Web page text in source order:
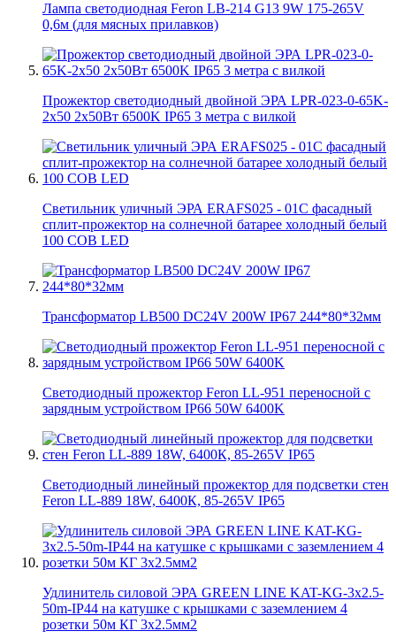
Лампа светодиодная Feron LB-214 G13 9W 175-265V
0,6м (для мясных прилавков)
Прожектор светодиодный двойной ЭРА LPR-023-0-65K-
2х50 2х50Вт 6500K IP65 3 метра с вилкой
Светильник уличный ЭРА ERAFS025 - 01C фасадный
сплит-прожектор на солнечной батарее холодный белый
100 COB LED
Трансформатор LB500 DC24V 200W IP67 244*80*32мм
Светодиодный прожектор Feron LL-951 переносной с
зарядным устройством IP66 50W 6400K
Светодиодный линейный прожектор для подсветки стен
Feron LL-889 18W, 6400К, 85-265V IP65
Удлинитель силовой ЭРА GREEN LINE KAT-KG-3x2.5-
50m-IP44 на катушке c крышками с заземлением 4
розетки 50м КГ 3x2.5мм2